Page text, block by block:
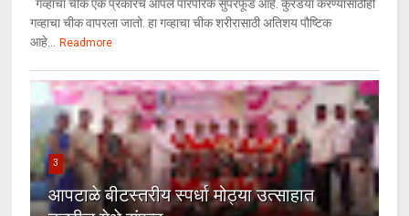
गव्हाचा चीक एक प्रकारचे आपले पारंपरिक सुपरफूड आहे. कुरडया करण्यासाठीही
गव्हाचा चीक वापरला जातो. हा गव्हाचा चीक शरीरासाठी अतिशय पौष्टिक
आहे... Readmore
3
आपटाळे बीटस्तरीय स्पर्धा मोठ्या उत्साहात